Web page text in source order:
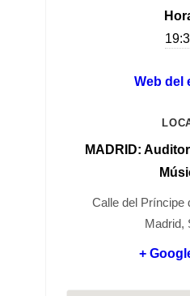
Web del
MADRID:
Calle del Príncipe
Madrid,
+